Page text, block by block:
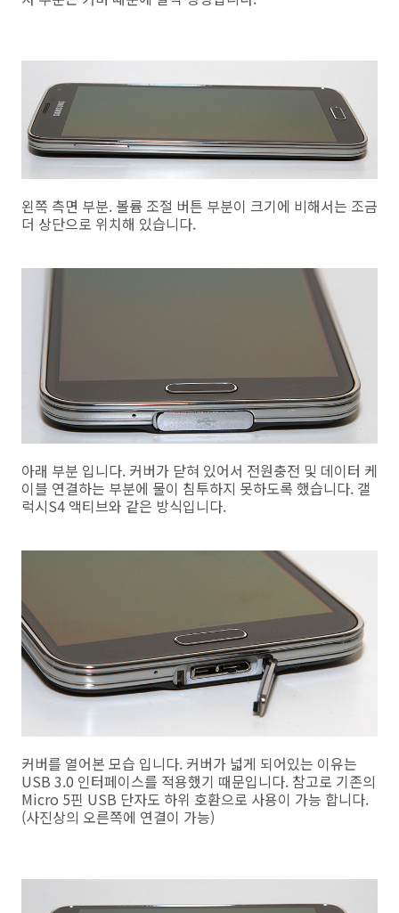
왼쪽 측면 부분. 볼륨 조절 버튼 부분이 크기에 비해서는 조금
더 상단으로 위치해 있습니다.
아래 부분 입니다. 커버가 닫혀 있어서 전원충전 및 데이터 케
이블 연결하는 부분에 물이 침투하지 못하도록 했습니다. 갤
럭시S4 액티브와 같은 방식입니다.
커버를 열어본 모습 입니다. 커버가 넓게 되어있는 이유는
USB 3.0 인터페이스를 적용했기 때문입니다. 참고로 기존의
Micro 5핀 USB 단자도 하위 호환으로 사용이 가능 합니다.
(사진상의 오른쪽에 연결이 가능)